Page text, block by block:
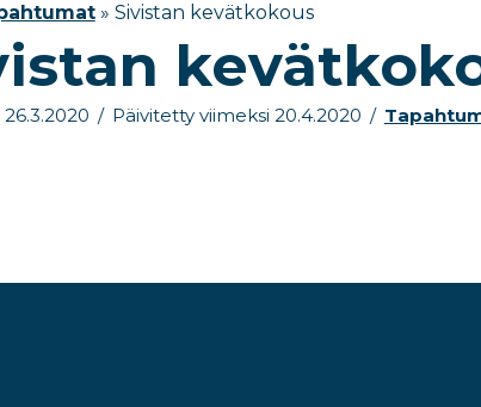
» Sivistan kevätkokous
/ Päivitetty viimeksi 20.4.2020 /